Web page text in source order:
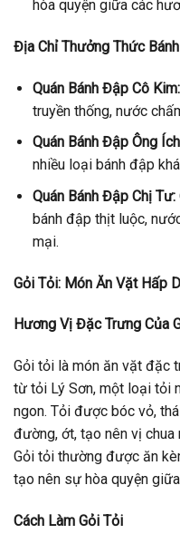
hòa quyện giữa các
Địa Chỉ Thưởng Thức
Quán Bánh Đập Cô Kim:
truyền thống, nước
Quán Bánh Đập Ông
nhiều loại bánh đập
Quán Bánh Đập Chị Tư:
bánh đập thịt luộc,
mại.
Gỏi Tỏi: Món Ăn Vặt Hấp
Hương Vị Đặc Trưng Của
Gỏi tỏi là món ăn vặt đặc
từ tỏi Lý Sơn, một loại tỏi
ngon. Tỏi được bóc vỏ,
đường, ớt, tạo nên vị chua
Gỏi tỏi thường được ăn
tạo nên sự hòa quyện
Cách Làm Gỏi Tỏi